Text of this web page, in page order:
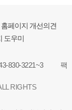
홈페이지 개선의견
도우미
830-3221~3
팩
RIGHTS